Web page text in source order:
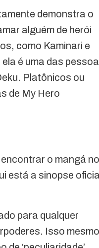
demonstra o
alguém de herói
como Kaminari e
é uma das
Platônicos ou
de My Hero
encontrar o mangá no
está a sinopse
para qualquer
Isso